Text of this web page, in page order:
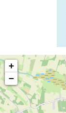
+
−